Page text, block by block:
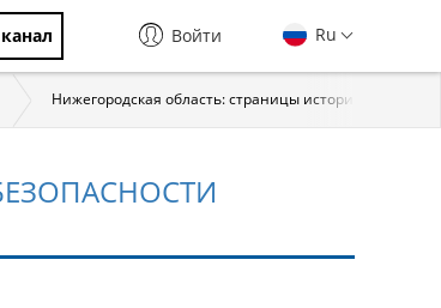
Ru
Войти
Нижегородская область: страницы истории